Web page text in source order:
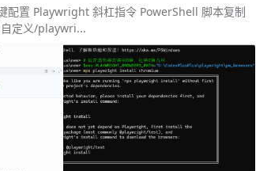
配置 Playwright 斜杠指令 PowerShell 脚本复制
定义/playwri...